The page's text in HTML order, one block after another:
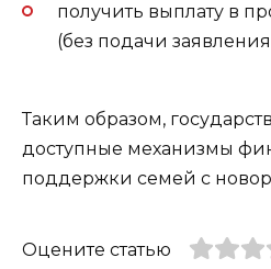
получить выплату в
(без подачи
Таким образом,
доступные механизмы
поддержки семей с
Оцените статью